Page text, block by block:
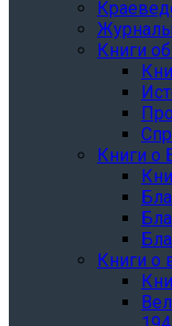
Книги
Книги о
Книги о